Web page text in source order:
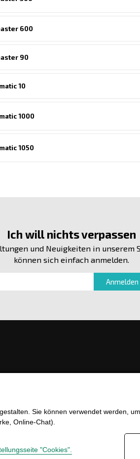
Sie können verwendet werden,
Online-Chat).
"Cookies".
600
90
10
1000
1050
Ich will nichts verpassen
und Neuigkeiten in unserem
können sich einfach anmelden.